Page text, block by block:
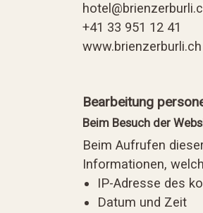
+41 33 951 12 41
www.brienzerburli.ch
Bearbeitung
Beim Besuch der
Beim Aufrufen
Informationen,
IP-Adresse des
Datum und Zeit